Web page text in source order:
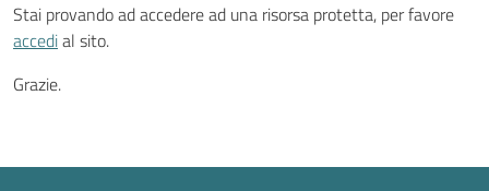
Novità
2030
Stai provando ad accedere ad una risorsa protetta, per favore
accedial sito.
Grazie.